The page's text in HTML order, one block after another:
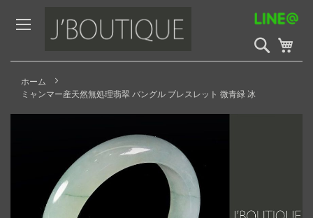
to
Content
検
索
開
ホーム
ミャンマー産天然無処理翡翠 バングル ブレスレット 微青緑 冰
Skip